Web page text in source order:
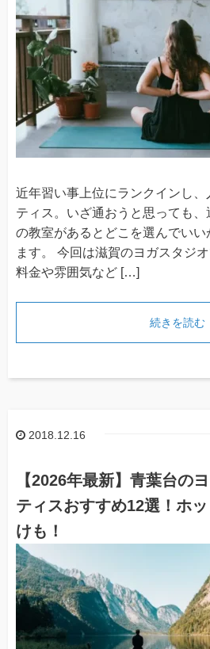
近年習い事上位にランクインし
ティス。いざ通おうと思っても
の教室があるとどこを選んでい
ます。 今回は滋賀のヨガスタジ
料金や雰囲気など […]
続きを読む
2018.12.16
【2026年最新】青葉台の
ティスおすすめ12選！ホ
けも！